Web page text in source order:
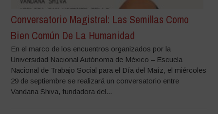
Conversatorio Magistral: Las Semillas Como
Bien Común De La Humanidad
En el marco de los encuentros organizados por la
Universidad Nacional Autónoma de México – Escuela
Nacional de Trabajo Social para el Día del Maíz, el miércoles
29 de septiembre se realizará un conversatorio entre
Vandana Shiva, fundadora del...